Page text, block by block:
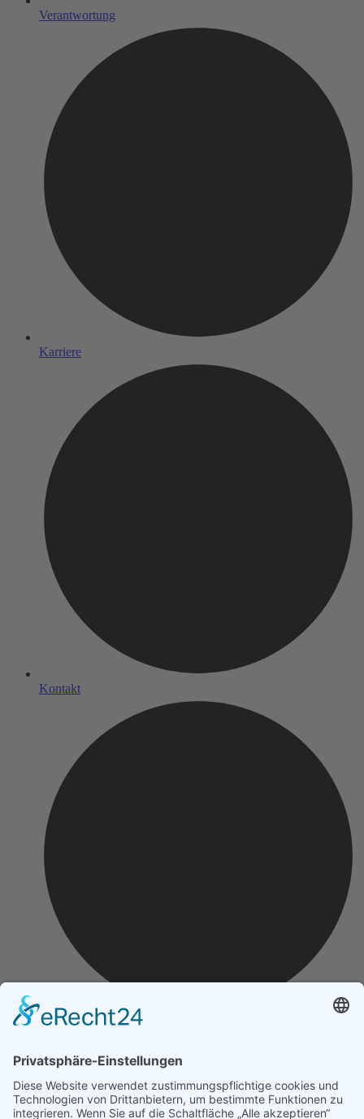
Verantwortung
Karriere
Kontakt
Impressum